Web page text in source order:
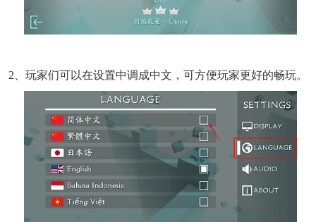
2、玩家们可以在设置中调成中文，可方便玩家更好的畅玩。